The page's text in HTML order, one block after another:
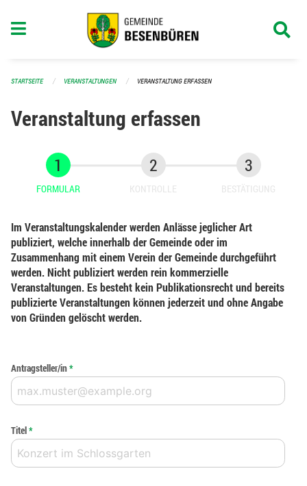
STARTSEITE VERANSTALTUNGEN VERANSTALTUNG ERFASSEN
Veranstaltung erfassen
FORMULAR KONTROLLE BESTÄTIGUNG
Im Veranstaltungskalender werden Anlässe jeglicher Art
publiziert, welche innerhalb der Gemeinde oder im
Zusammenhang mit einem Verein der Gemeinde durchgeführt
werden. Nicht publiziert werden rein kommerzielle
Veranstaltungen. Es besteht kein Publikationsrecht und bereits
publizierte Veranstaltungen können jederzeit und ohne Angabe
von Gründen gelöscht werden.
Antragsteller/in*
Titel*